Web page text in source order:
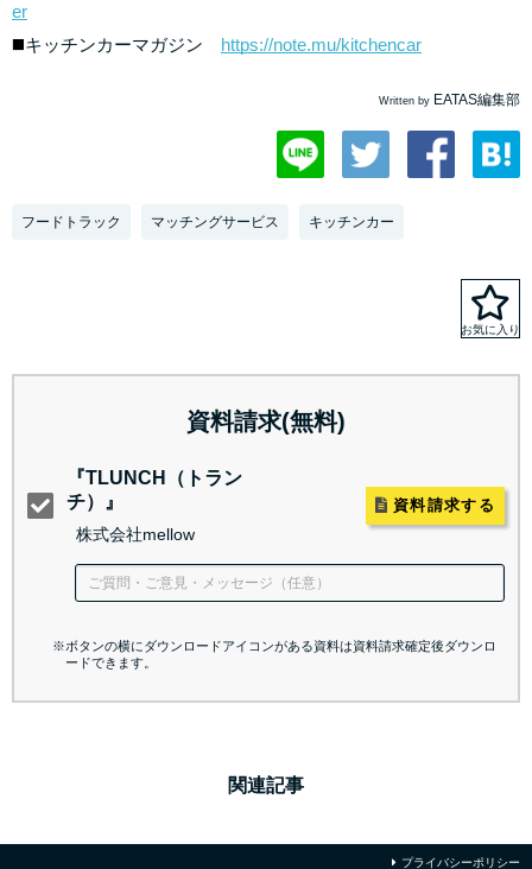
er
◼️キッチンカーマガジン https://note.mu/kitchencar
Written by EATAS編集部
フードトラック マッチングサービス キッチンカー
資料請求(無料)
『TLUNCH（トラン
チ）』
株式会社mellow
資料請求する
※ボタンの横にダウンロードアイコンがある資料は資料請求確定後ダウンロ
ードできます。
関連記事
プライバシーポリシー